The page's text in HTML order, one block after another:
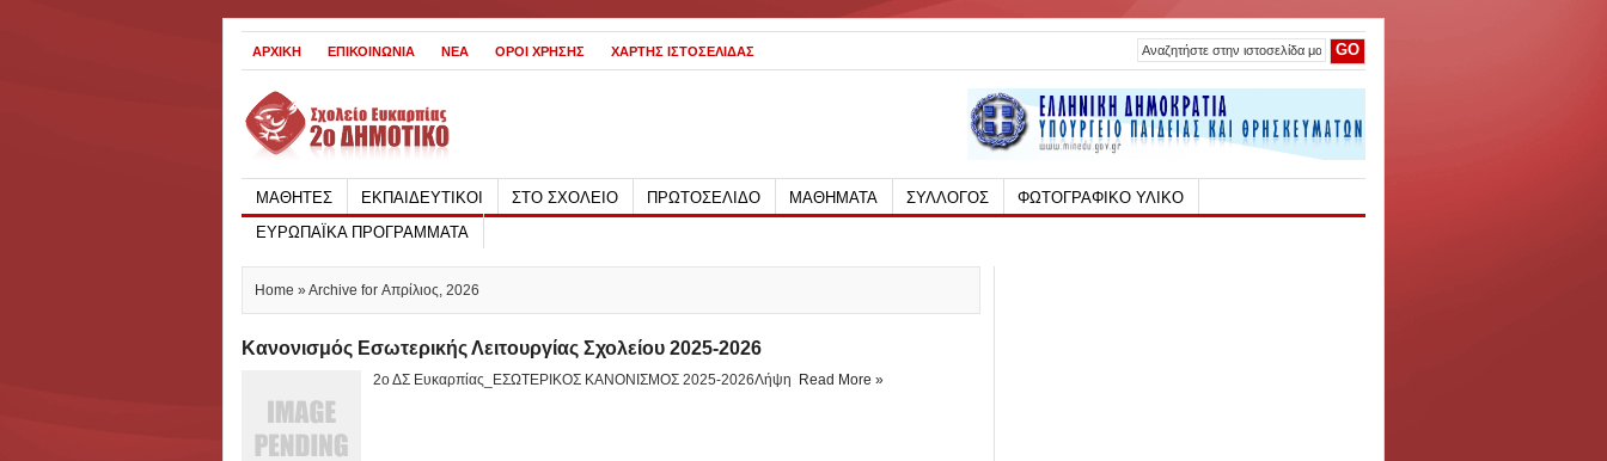
ΑΡΧΙΚΗ ΕΠΙΚΟΙΝΩΝΙΑ ΝΕΑ ΟΡΟΙ ΧΡΗΣΗΣ ΧΑΡΤΗΣ ΙΣΤΟΣΕΛΙΔΑΣ
ΜΑΘΗΤΕΣ ΕΚΠΑΙΔΕΥΤΙΚΟΙ ΣΤΟ ΣΧΟΛΕΙΟ ΠΡΩΤΟΣΕΛΙΔΟ ΜΑΘΗΜΑΤΑ ΣΥΛΛΟΓΟΣ
ΦΩΤΟΓΡΑΦΙΚΟ ΥΛΙΚΟ
ΕΥΡΩΠΑΪΚΑ ΠΡΟΓΡΑΜΜΑΤΑ
Home » Archive for Απρίλιος, 2026
Κανονισμός Εσωτερικής Λειτουργίας Σχολείου 2025-2026
2ο ΔΣ Ευκαρπίας_ΕΣΩΤΕΡΙΚΟΣ ΚΑΝΟΝΙΣΜΟΣ 2025-2026Λήψη Read More »